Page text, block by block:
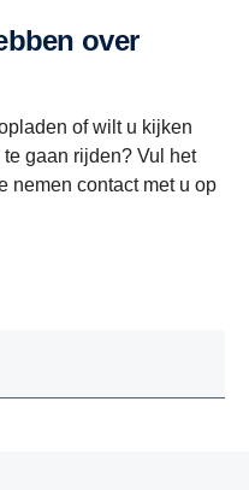
of wilt u kijken
gaan rijden? Vul het
nemen contact met u op